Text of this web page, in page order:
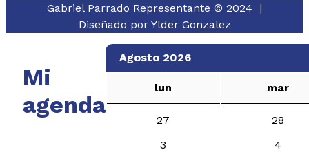
Gabriel Parrado Representante © 2024 |
Diseñado por Ylder Gonzalez
Mi
agenda
Agosto 2026
lun mar
27
28
3
4